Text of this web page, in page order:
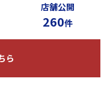
店舗公開
260件
ら